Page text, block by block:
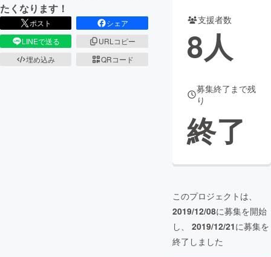
CAMPFIRE for Social Good CAMPFIRE Creation
CAMPFIREふるさと納税
コミュニティ
たくなります！
ポスト
シェア
LINEで送る
URLコピー
埋め込み
QRコード
支援者数
8人
募集終了まで残
り
終了
このプロジェクトは、
2019/12/08に募集を開始
し、 2019/12/21に募集を
終了しました